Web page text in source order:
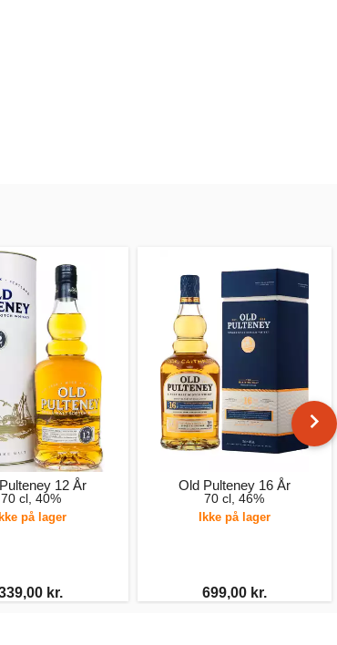
12 År
70 cl, 40%
på lager
kr.
Old Pulteney 16 År
70 cl, 46%
Ikke på lager
699,00 kr.